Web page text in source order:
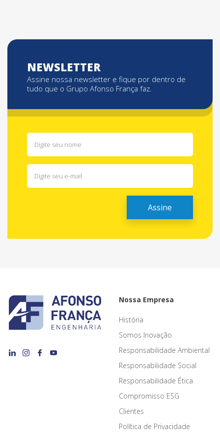
NEWSLETTER
Assine nossa newsletter e fique por dentro de
tudo que o Grupo Afonso França faz.
Nossa Empresa
História
Somos Inovação
Responsabilidade Ambiental
Responsabilidade Social
Responsabilidade Ética
Compromisso ESG
Clientes
Política de Privacidade